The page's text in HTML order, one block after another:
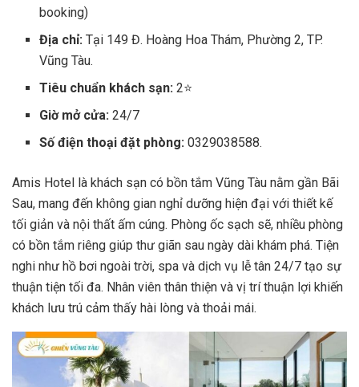
booking)
Địa chỉ: Tại 149 Đ. Hoàng Hoa Thám, Phường 2, TP.
Vũng Tàu.
Tiêu chuẩn khách sạn: 2⭐
Giờ mở cửa: 24/7
Số điện thoại đặt phòng: 0329038588.
Amis Hotel là khách sạn có bồn tắm Vũng Tàu nằm gần Bãi
Sau, mang đến không gian nghỉ dưỡng hiện đại với thiết kế
tối giản và nội thất ấm cúng. Phòng ốc sạch sẽ, nhiều phòng
có bồn tắm riêng giúp thư giãn sau ngày dài khám phá. Tiện
nghi như hồ bơi ngoài trời, spa và dịch vụ lễ tân 24/7 tạo sự
thuận tiện tối đa. Nhân viên thân thiện và vị trí thuận lợi khiến
khách lưu trú cảm thấy hài lòng và thoải mái.